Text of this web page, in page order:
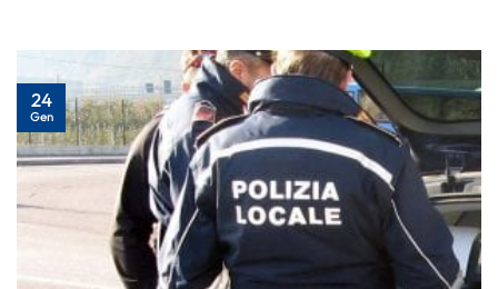
24
Gen